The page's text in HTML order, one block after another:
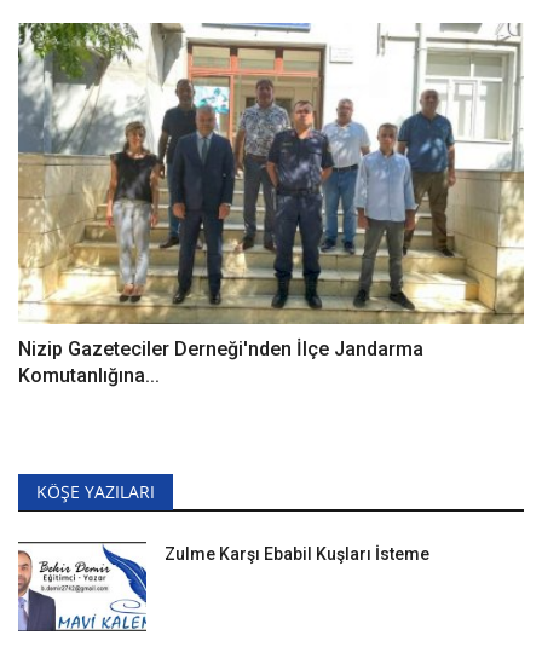
Nizip Gazeteciler Derneği'nden İlçe Jandarma
Komutanlığına...
KÖŞE YAZILARI
Zulme Karşı Ebabil Kuşları İsteme